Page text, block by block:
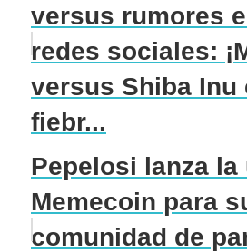
versus rumores
redes sociales:
versus Shiba Inu
fiebr...
Pepelosi lanza
Memecoin para
comunidad de